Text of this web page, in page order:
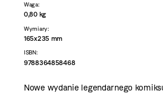
Waga:
0,80 kg
Wymiary:
165x235 mm
ISBN:
9788364858468
Nowe wydanie legendarnego